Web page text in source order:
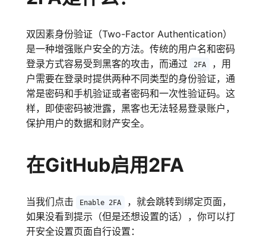
双因素身份验证（Two-Factor Authentication）
是一种增强账户安全的方法。传统的用户名和密码
登录方式容易受到黑客的攻击，而通过
2FA
，用
户需要在登录时提供两种不同类型的身份验证，通
常是密码和手机验证或者密码和一次性验证码。这
样，即使密码被泄露，黑客也无法轻易登录账户，
保护用户的数据和财产安全。
在GitHub启用2FA
当我们点击 Enable 2FA
，就会跳转到绑定页面，
如果没看到提示（但是还想设置的话），你可以打
开安全设置页面自行设置：